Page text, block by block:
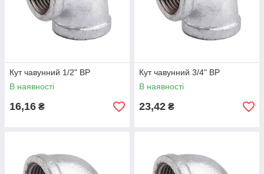
Кут чавунний 1/2" ВР
В наявності
16,16 ₴
Кут чавунний 3/4" ВР
В наявності
23,42 ₴